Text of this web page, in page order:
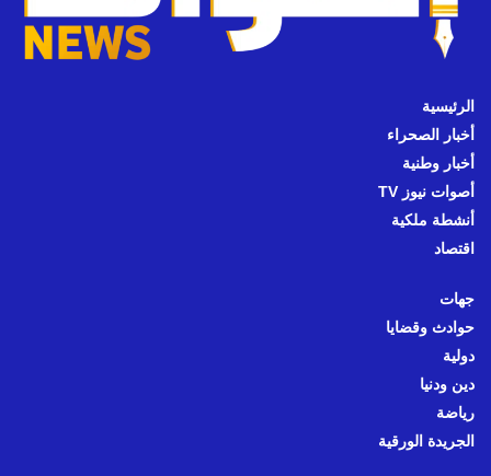
الرئيسية
أخبار الصحراء
أخبار وطنية
أصوات نيوز TV
أنشطة ملكية
اقتصاد
جهات
حوادث وقضايا
دولية
دين ودنيا
رياضة
الجريدة الورقية